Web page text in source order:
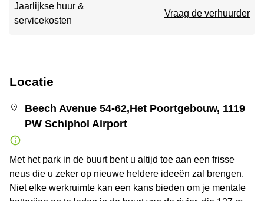
Jaarlijkse huur &
servicekosten
Vraag de verhuurder
Locatie
Beech Avenue 54-62,Het Poortgebouw, 1119
PW Schiphol Airport
Met het park in de buurt bent u altijd toe aan een frisse
neus die u zeker op nieuwe heldere ideeën zal brengen.
Niet elke werkruimte kan een kans bieden om je mentale